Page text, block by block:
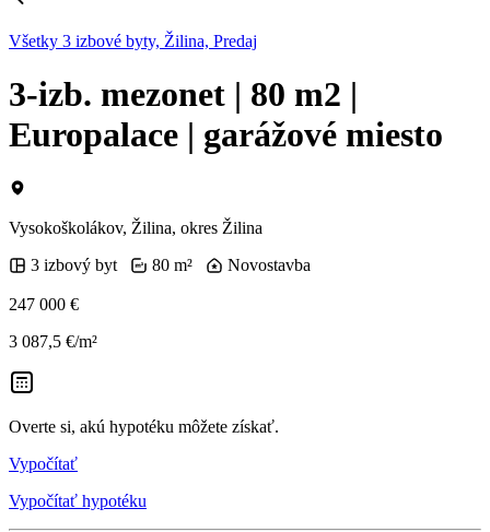
Všetky 3 izbové byty, Žilina, Predaj
3-izb. mezonet | 80 m2 |
Europalace | garážové miesto
Vysokoškolákov, Žilina, okres Žilina
3 izbový byt
80 m² Novostavba
247 000 €
3 087,5 €/m²
Overte si, akú hypotéku môžete získať.
Vypočítať
Vypočítať hypotéku